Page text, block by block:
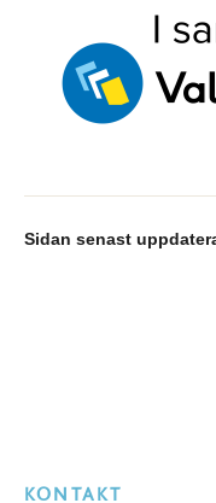
Sidan senast
KONTAKT